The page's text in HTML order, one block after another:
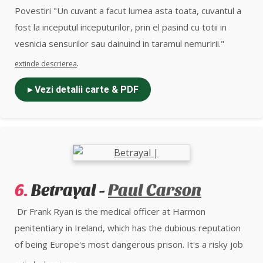
Povestiri "Un cuvant a facut lumea asta toata, cuvantul a
fost la inceputul inceputurilor, prin el pasind cu totii in
vesnicia sensurilor sau dainuind in taramul nemuririi."
extinde descrierea.
▸ Vezi detalii carte & PDF
6. Betrayal -Paul Carson
Dr Frank Ryan is the medical officer at Harmon
penitentiary in Ireland, which has the dubious reputation
of being Europe's most dangerous prison. It's a risky job
- the last prison doctor was brutally murdered in front of